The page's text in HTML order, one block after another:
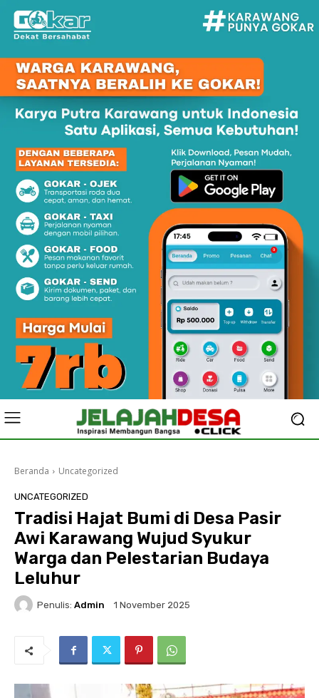
Beranda Uncategorized
UNCATEGORIZED
Tradisi Hajat Bumi di Desa Pasir
Awi Karawang Wujud Syukur
Warga dan Pelestarian Budaya
Leluhur
Penulis: Admin 1 November 2025